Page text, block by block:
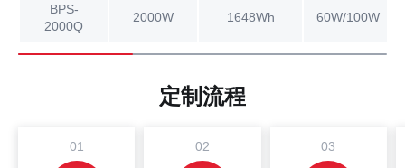
BPS-
2000Q
2000W 1648Wh 60W/100W
定制流程
01 02 03